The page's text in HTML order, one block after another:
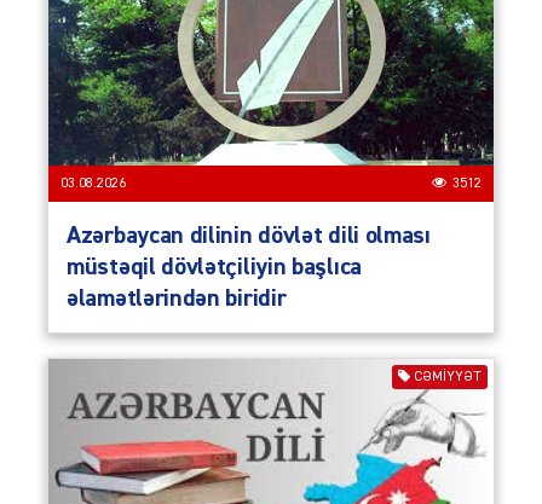
03.08.2026 3512
Azərbaycan dilinin dövlət dili olması
müstəqil dövlətçiliyin başlıca
əlamətlərindən biridir
CƏMIYYƏT